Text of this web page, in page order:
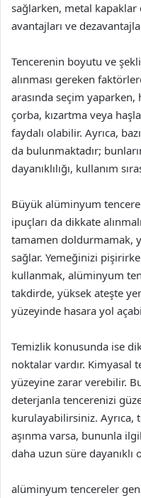
sağlarken, metal kapaklar
avantajları ve
Tencerenin boyutu ve
alınması gereken
arasında seçim
çorba, kızartma veya
faydalı olabilir. Ayrıca,
da bulunmaktadır;
dayanıklılığı, kullanım
Büyük alüminyum
ipuçları da dikkate
tamamen doldurmamak,
sağlar. Yemeğinizi
kullanmak, alüminyum
takdirde, yüksek ateşte
yüzeyinde hasara yol
Temizlik konusunda ise
noktalar vardır. Kimyasal
yüzeyine zarar verebilir.
deterjanla tencerenizi
kurulayabilirsiniz. Ayrıca,
aşınma varsa, bununla
daha uzun süre dayanıklı
alüminyum tencereler